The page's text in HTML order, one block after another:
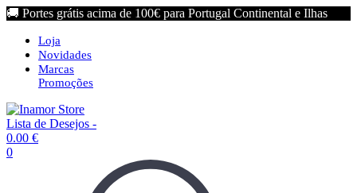
🚚 Portes grátis acima de 100€ para Portugal Continental e Ilhas
Loja
Novidades
Marcas
Promoções
Lista de Desejos -
0.00 €
0